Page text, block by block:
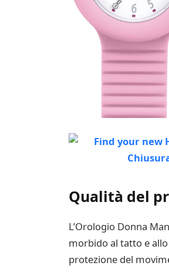
Qualità del
L’Orologio Donna
morbido al tatto e
protezione del